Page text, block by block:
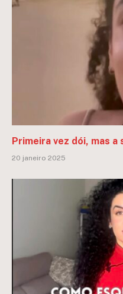
Primeira vez dói, mas a
20 janeiro 2025